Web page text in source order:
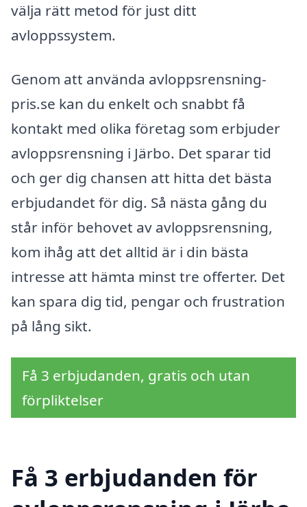
välja rätt metod för just ditt
avloppssystem.
Genom att använda avloppsrensning-
pris.se kan du enkelt och snabbt få
kontakt med olika företag som erbjuder
avloppsrensning i Järbo. Det sparar tid
och ger dig chansen att hitta det bästa
erbjudandet för dig. Så nästa gång du
står inför behovet av avloppsrensning,
kom ihåg att det alltid är i din bästa
intresse att hämta minst tre offerter. Det
kan spara dig tid, pengar och frustration
på lång sikt.
Få 3 erbjudanden, gratis och utan
förpliktelser
Få 3 erbjudanden för